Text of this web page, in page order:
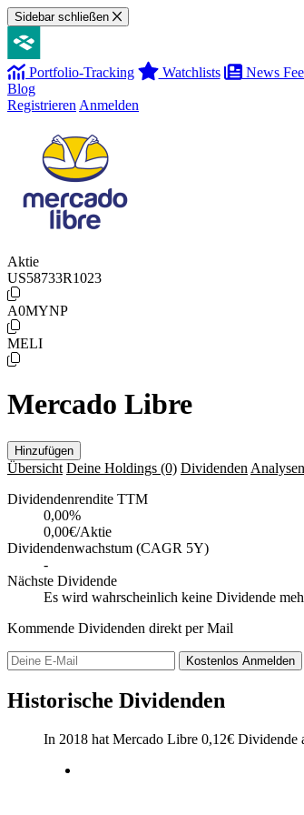
Sidebar schließen
Portfolio-Tracking Watchlists News
Blog
Registrieren Anmelden
Aktie
US58733R1023
A0MYNP
MELI
Mercado Libre
Hinzufügen
Übersicht Deine Holdings (0) Dividenden Analysen
Dividendenrendite TTM
0,00%
0,00€/Aktie
Dividendenwachstum (CAGR 5Y)
-
Nächste Dividende
Es wird wahrscheinlich keine Dividende
Kommende Dividenden direkt per Mail
Kostenlos Anmelden
Historische Dividenden
In 2018 hat Mercado Libre 0,12€ Dividende